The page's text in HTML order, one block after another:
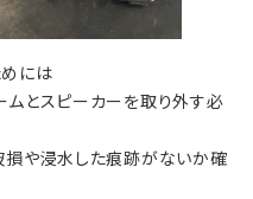
には
ムとスピーカーを取り外す必
損や浸水した痕跡がないか確